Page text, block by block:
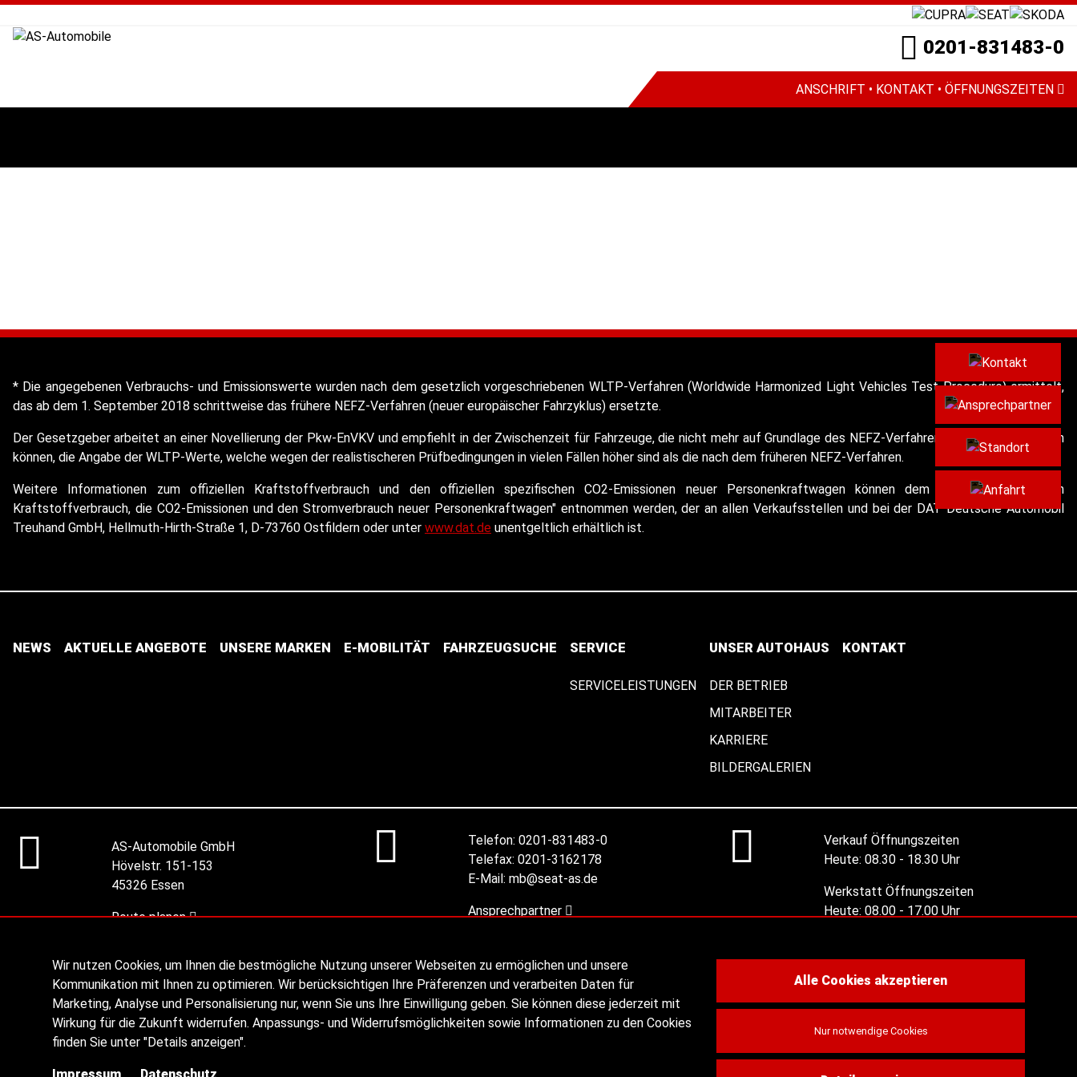
Wir nutzen Cookies, um Ihnen die bestmögliche Nutzung unserer Webseiten zu ermöglichen und unsere
Kommunikation mit Ihnen zu optimieren. Wir berücksichtigen Ihre Präferenzen und verarbeiten Daten für
Marketing, Analyse und Personalisierung nur, wenn Sie uns Ihre Einwilligung geben. Sie können diese jederzeit mit
Wirkung für die Zukunft widerrufen. Anpassungs- und Widerrufsmöglichkeiten sowie Informationen zu den Cookies
finden Sie unter "Details anzeigen".
Alle Cookies akzeptieren
Nur notwendige Cookies
0201-831483-0
ANSCHRIFT • KONTAKT • ÖFFNUNGSZEITEN
* Die angegebenen Verbrauchs- und Emissionswerte wurden nach dem gesetzlich vorgeschriebenen WLTP-Verfahren (Worldwide Harmonized Light Vehicles Test Procedure) ermittelt,
das ab dem 1. September 2018 schrittweise das frühere NEFZ-Verfahren (neuer europäischer Fahrzyklus) ersetzte.
Der Gesetzgeber arbeitet an einer Novellierung der Pkw-EnVKV und empfiehlt in der Zwischenzeit für Fahrzeuge, die nicht mehr auf Grundlage des NEFZ-Verfahrens homologiert werden
können, die Angabe der WLTP-Werte, welche wegen der realistischeren Prüfbedingungen in vielen Fällen höher sind als die nach dem früheren NEFZ-Verfahren.
Weitere Informationen zum offiziellen Kraftstoffverbrauch und den offiziellen spezifischen CO2-Emissionen neuer Personenkraftwagen können dem "Leitfaden über den
Kraftstoffverbrauch, die CO2-Emissionen und den Stromverbrauch neuer Personenkraftwagen" entnommen werden, der an allen Verkaufsstellen und bei der DAT Deutsche Automobil
Treuhand GmbH, Hellmuth-Hirth-Straße 1, D-73760 Ostfildern oder unter www.dat.de unentgeltlich erhältlich ist.
NEWS AKTUELLE ANGEBOTE UNSERE MARKEN E-MOBILITÄT FAHRZEUGSUCHE SERVICE
SERVICELEISTUNGEN
UNSER AUTOHAUS
DER BETRIEB
MITARBEITER
KARRIERE
BILDERGALERIEN
KONTAKT
AS-Automobile GmbH
Hövelstr. 151-153
45326 Essen
Route planen
Telefon: 0201-831483-0
Telefax: 0201-3162178
E-Mail: mb@seat-as.de
Ansprechpartner
Verkauf Öffnungszeiten
Heute: 08.30 - 18.30 Uhr
Werkstatt Öffnungszeiten
Heute: 08.00 - 17.00 Uhr